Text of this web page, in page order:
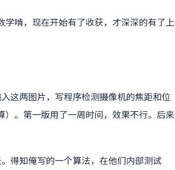
啃，现在开始有了收获，才深深的有了上
这两图片，写程序检测摄像机的焦距和位
。第一版用了一周时间，效果不行。后来
得知俺写的一个算法，在他们内部测试